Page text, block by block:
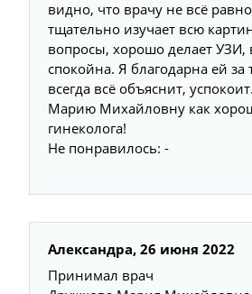
видно, что врачу не всё
тщательно изучает всю
вопросы, хорошо делает УЗИ,
спокойна. Я благодарна ей за
всегда всё объяснит,
Марию Михайловну как
гинеколога!
Не понравилось: -
Александра, 26 июня 2022
Принимал врач